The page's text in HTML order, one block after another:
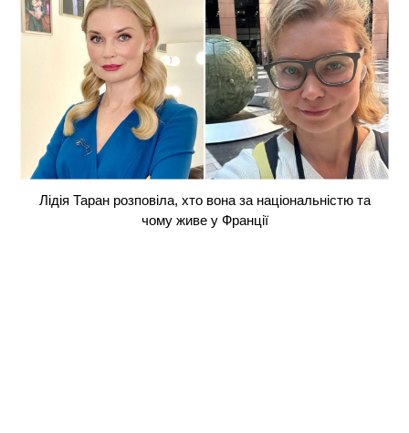
Лідія Таран розповіла, хто вона за національністю та
чому живе у Франції